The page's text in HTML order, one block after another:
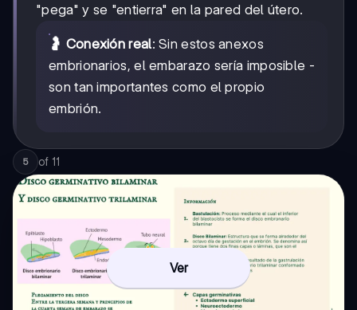
"pega" y se "entierra" en la pared del útero.
🤰 Conexión real: Sin estos anexos
embrionarios, el embarazo sería imposible -
son tan importantes como el propio
embrión.
5 of 11
Ver